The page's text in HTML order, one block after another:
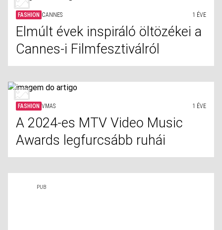
FASHION CANNES 1 ÉVE
Elmúlt évek inspiráló öltözékei a
Cannes-i Filmfesztiválról
FASHION VMAS 1 ÉVE
A 2024-es MTV Video Music
Awards legfurcsább ruhái